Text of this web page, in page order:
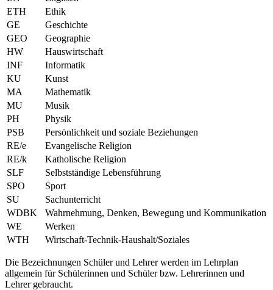
ETH
Ethik
GE
Geschichte
GEO
Geographie
HW
Hauswirtschaft
INF
Informatik
KU
Kunst
MA
Mathematik
MU
Musik
PH
Physik
PSB
Persönlichkeit und soziale Beziehungen
RE/e
Evangelische Religion
RE/k
Katholische Religion
SLF
Selbstständige Lebensführung
SPO
Sport
SU
Sachunterricht
WDBK
Wahrnehmung, Denken, Bewegung und Kommunikation
WE
Werken
WTH
Wirtschaft-Technik-Haushalt/Soziales
Die Bezeichnungen Schüler und Lehrer werden im Lehrplan
allgemein für Schülerinnen und Schüler bzw. Lehrerinnen und
Lehrer gebraucht.